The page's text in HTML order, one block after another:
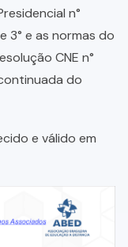
n°
3° e as normas do
CNE n°
do
e válido em